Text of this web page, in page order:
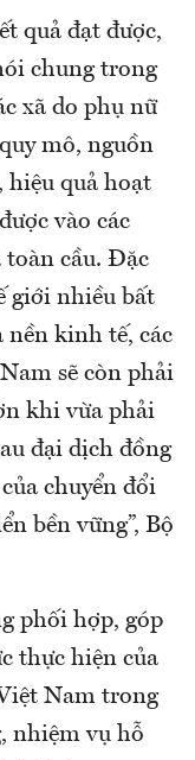
quả đạt được,
chung trong
xã do phụ nữ
mô, nguồn
hiệu quả hoạt
vào các
toàn cầu. Đặc
giới nhiều bất
nền kinh tế, các
sẽ còn phải
khi vừa phải
đại dịch đồng
chuyển đổi
bền vững”, Bộ
phối hợp, góp
thực hiện của
Nam trong
nhiệm vụ hỗ